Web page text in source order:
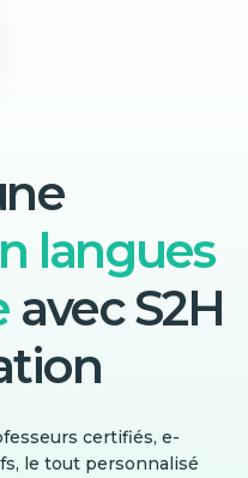
langues
avecS2H
certifiés, e-
le tout personnalisé